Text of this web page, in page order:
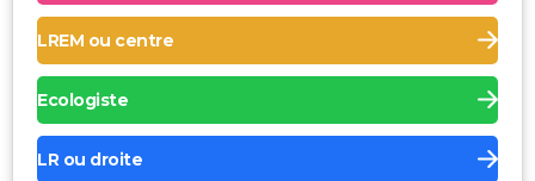
LREM ou centre
Ecologiste
LR ou droite